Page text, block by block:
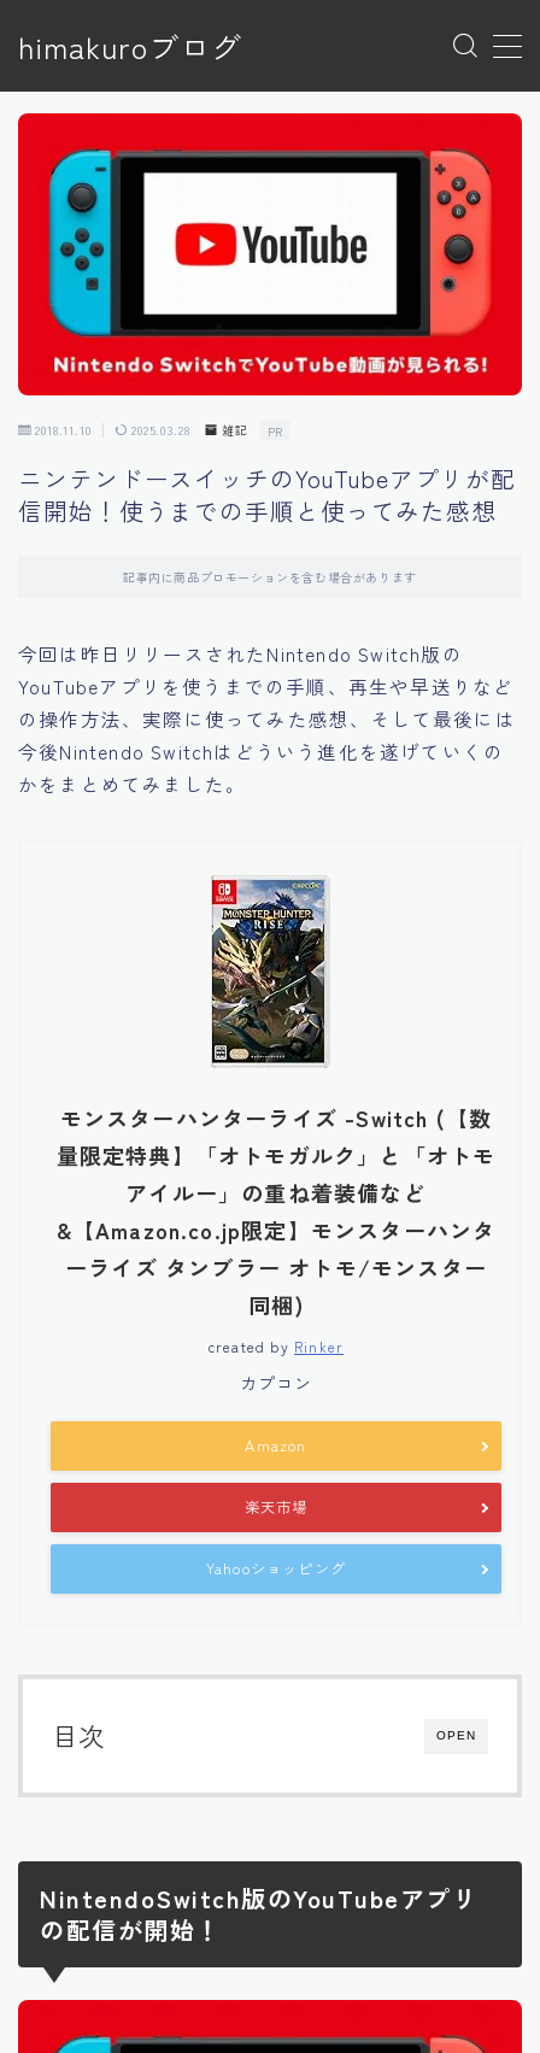
himakuroブログ
MENU
トップページ
プライバシーポリシー
プライバシーポリシー
利用規約／特定商取引法に基づく表記
有料記事の決済完了ページ
特定商取引法に基づく表記
運営者情報
2018.11.10 2025.03.28 雑記 PR
ニンテンドースイッチのYouTubeアプリが配
信開始！使うまでの手順と使ってみた感想
記事内に商品プロモーションを含む場合があります
今回は昨日リリースされたNintendo Switch版の
YouTubeアプリを使うまでの手順、 再生や早送りなど
の操作方法、実際に使ってみた感想、そして最後には
今後Nintendo Switchはどういう進化を遂げていくの
かをまとめてみました。
モンスターハンターライズ -Switch (【数
量限定特典】「オトモガルク」と「オトモ
アイルー」の重ね着装備など
&【Amazon.co.jp限定】モンスターハンタ
ーライズ タンブラー オトモ/モンスター
同梱)
created by Rinker
カプコン
Amazon
楽天市場
Yahooショッピング
OPEN
目次
NintendoSwitch版のYouTubeアプリ
の配信が開始！